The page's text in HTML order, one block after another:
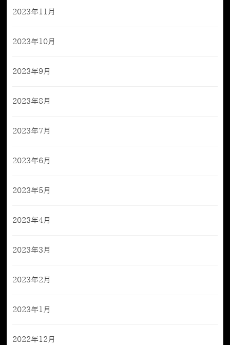
2023年11月
2023年10月
2023年9月
2023年8月
2023年7月
2023年6月
2023年5月
2023年4月
2023年3月
2023年2月
2023年1月
2022年12月